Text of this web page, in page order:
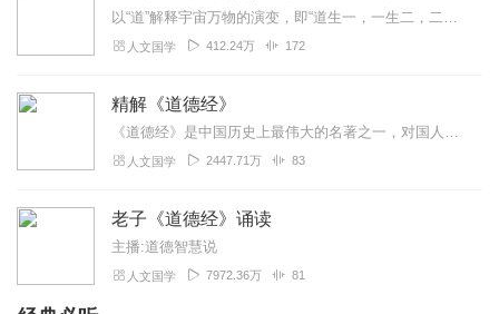
以“道”解释宇宙万物的演变，即“道生一，一生二，二生三，三生万物”，“道”乃“夫莫之命而常自然”，因而“人法地，地法天，天法道，道法自然”。除了朴素的唯物主义观...
人文国学 412.24万 172
精解《道德经》
《道德经》是中国历史上最伟大的名著之一，对国人两千多年来的思想、政治、宗教等产生了深刻影响。在译成外国文字的世界文化名著发行量上，《道德经》超过《圣经》高居全球...
人文国学 2447.71万 83
老子《道德经》诵读
主播:道德智慧说
人文国学 7972.36万 81